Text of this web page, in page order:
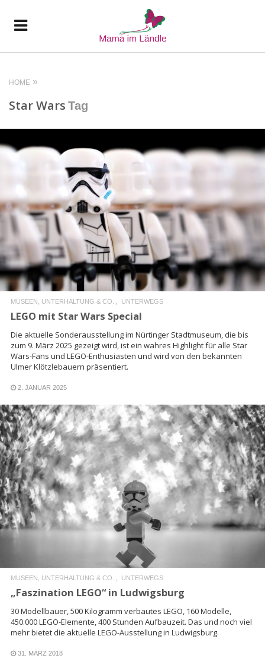
HOME
Star Wars Tag
READ MORE
MUSEEN, UNTERHALTUNG & CO. UNTERWEGS
LEGO mit Star Wars Special
Die aktuelle Sonderausstellung im Nürtinger Stadtmuseum, die bis
zum 9. März 2025 gezeigt wird, ist ein wahres Highlight für alle Star
Wars-Fans und LEGO-Enthusiasten und wird von den bekannten
Ulmer Klötzlebauern präsentiert.
2. JANUAR 2025
READ MORE
MUSEEN, UNTERHALTUNG & CO. UNTERWEGS
„Faszination LEGO“ in Ludwigsburg
30 Modellbauer, 500 Kilogramm verbautes LEGO, 160 Modelle,
450.000 LEGO-Elemente, 400 Stunden Aufbauzeit. Das und noch viel
mehr bietet die aktuelle LEGO-Ausstellung in Ludwigsburg.
31. MÄRZ 2018